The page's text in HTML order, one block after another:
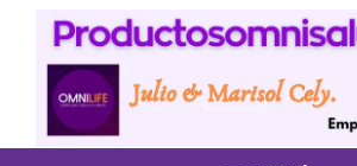
Saltar
contenido